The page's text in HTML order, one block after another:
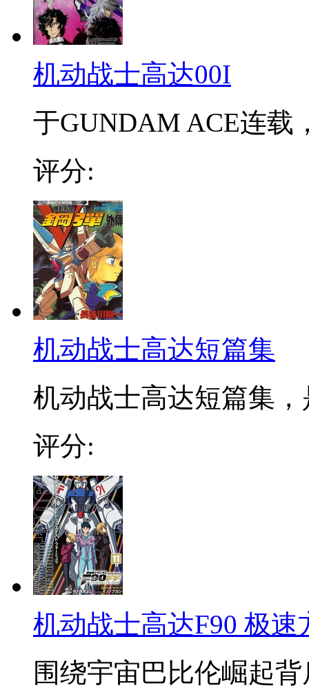
机动战士高达00I
于GUNDAM ACE连载
评分:
机动战士高达短篇集
机动战士高达短篇集
评分:
机动战士高达F90 极速
围绕宇宙巴比伦崛起